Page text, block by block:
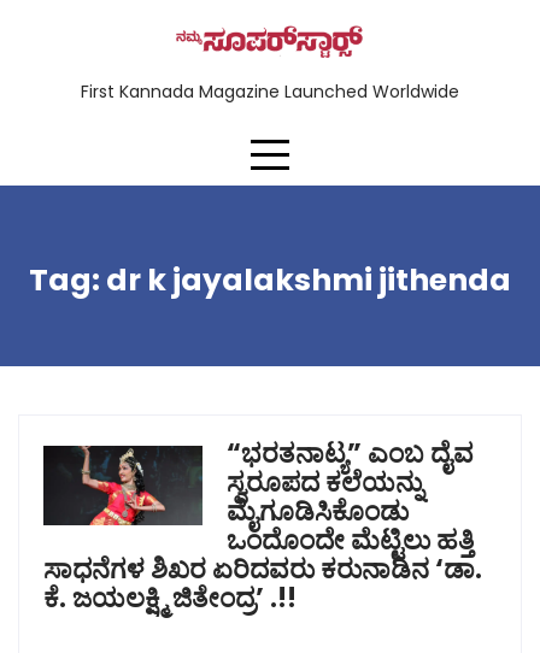
First Kannada Magazine Launched Worldwide
Tag: dr k jayalakshmi jithenda
“ಭರತನಾಟ್ಯ” ಎಂಬ ದೈವ
ಸ್ವರೂಪದ ಕಲೆಯನ್ನು
ಮೈಗೂಡಿಸಿಕೊಂಡು
ಒಂದೊಂದೇ ಮೆಟ್ಟಿಲು ಹತ್ತಿ
ಸಾಧನೆಗಳ ಶಿಖರ ಏರಿದವರು ಕರುನಾಡಿನ ‘ಡಾ.
ಕೆ. ಜಯಲಕ್ಷ್ಮಿ ಜಿತೇಂದ್ರ’ .!!